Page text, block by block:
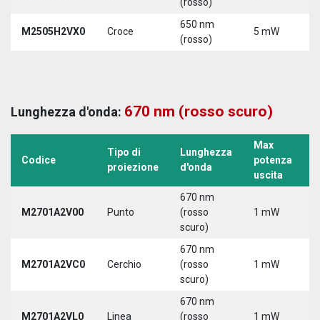
M2505H2VX0 Croce
650 nm
(rosso)
5 mW
Lunghezza d'onda: 670 nm (rosso scuro)
Codice
Tipo di
proiezione
Lunghezza
d'onda
Max
potenza
uscita
M2701A2V00 Punto
670 nm
(rosso
scuro)
1 mW
M2701A2VC0 Cerchio
670 nm
(rosso
scuro)
1 mW
M2701A2VL0 Linea
670 nm
(rosso
1 mW